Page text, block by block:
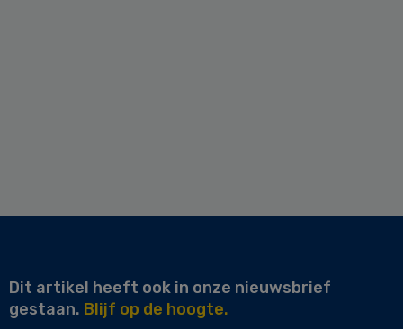
Dit artikel heeft ook in onze nieuwsbrief
gestaan. Blijf op de hoogte.